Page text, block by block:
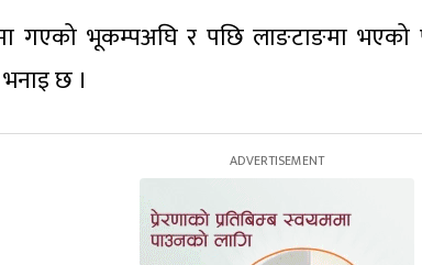
गएको भूकम्पअघि र पछि लाङटाङमा भएको
छ ।